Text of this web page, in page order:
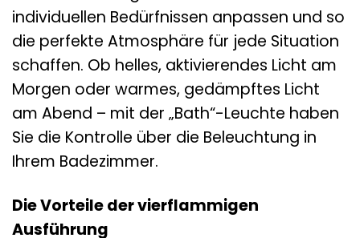
individuellen Bedürfnissen anpassen und so
die perfekte Atmosphäre für jede Situation
schaffen. Ob helles, aktivierendes Licht am
Morgen oder warmes, gedämpftes Licht
am Abend – mit der „Bath“-Leuchte haben
Sie die Kontrolle über die Beleuchtung in
Ihrem Badezimmer.
Die Vorteile der vierflammigen
Ausführung